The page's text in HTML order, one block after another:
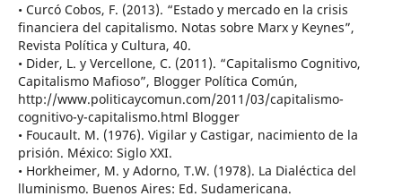
• Curcó Cobos, F. (2013). “Estado y mercado en la crisis
financiera del capitalismo. Notas sobre Marx y Keynes”,
Revista Política y Cultura, 40.
• Dider, L. y Vercellone, C. (2011). “Capitalismo Cognitivo,
Capitalismo Mafioso”, Blogger Política Común,
http://www.politicaycomun.com/2011/03/capitalismo-
cognitivo-y-capitalismo.html Blogger
• Foucault. M. (1976). Vigilar y Castigar, nacimiento de la
prisión. México: Siglo XXI.
• Horkheimer, M. y Adorno, T.W. (1978). La Dialéctica del
lluminismo. Buenos Aires: Ed. Sudamericana.